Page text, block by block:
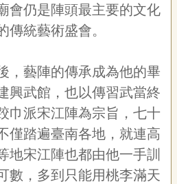
會仍是陣頭最主要的文化
傳統藝術盛會。
，藝陣的傳承成為他的畢
興武館，也以傳習武當終
巾派宋江陣為宗旨，七十
僅踏遍臺南各地，就連高
地宋江陣也都由他一手訓
數，多到只能用桃李滿天